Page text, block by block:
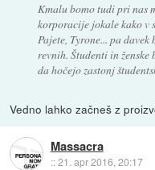
Kmalu bomo tudi pri nas
korporacije jokale kako v
Pajete, Tyrone... pa
revnih. Študenti in
da hočejo zastonj
Vedno lahko začneš z
Massacra
::21. apr 2016, 20:17